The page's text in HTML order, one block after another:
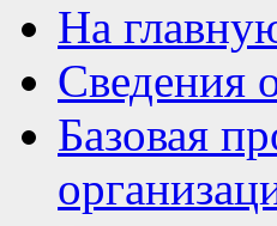
На
Сведения
Базовая